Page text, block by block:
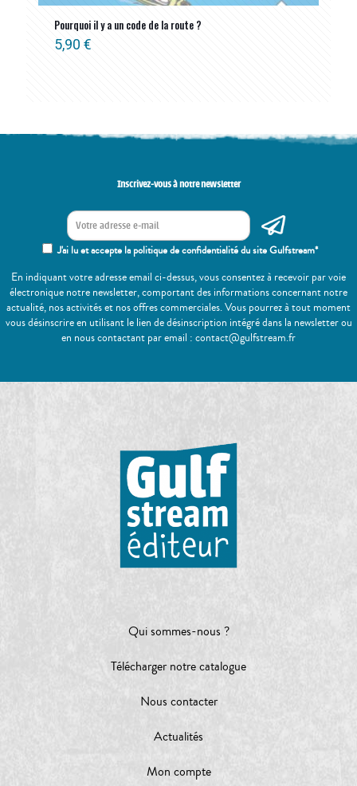
Pourquoi il y a un code de la route ?
5,90 €
Inscrivez-vous à notre newsletter
J'ai lu et accepte la politique de confidentialité du site Gulfstream*
En indiquant votre adresse email ci-dessus, vous consentez à recevoir par voie
électronique notre newsletter, comportant des informations concernant notre
actualité, nos activités et nos offres commerciales. Vous pourrez à tout moment
vous désinscrire en utilisant le lien de désinscription intégré dans la newsletter ou
en nous contactant par email : contact@gulfstream.fr
Qui sommes-nous ?
Télécharger notre catalogue
Nous contacter
Actualités
Mon compte